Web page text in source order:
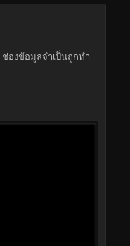
ช่องข้อมูลจำเป็นถูกทำ